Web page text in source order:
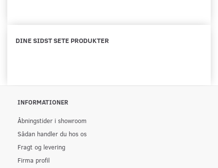
DINE SIDST SETE PRODUKTER
INFORMATIONER
Åbningstider i showroom
Sådan handler du hos os
Fragt og levering
Firma profil